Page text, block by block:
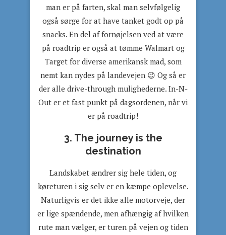
man er på farten, skal man selvfølgelig
også sørge for at have tanket godt op på
snacks. En del af fornøjelsen ved at være
på roadtrip er også at tømme Walmart og
Target for diverse amerikansk mad, som
nemt kan nydes på landevejen 😉 Og så er
der alle drive-through mulighederne. In-N-
Out er et fast punkt på dagsordenen, når vi
er på roadtrip!
3. The journey is the
destination
Landskabet ændrer sig hele tiden, og
køreturen i sig selv er en kæmpe oplevelse.
Naturligvis er det ikke alle motorveje, der
er lige spændende, men afhængig af hvilken
rute man vælger, er turen på vejen og tiden